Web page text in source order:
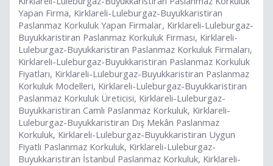
Yapan Firma, Kirklareli-Luleburgaz-Buyukkaristiran
Paslanmaz Korkuluk Yapan Firmalar, Kirklareli-Luleburgaz-
Buyukkaristiran Paslanmaz Korkuluk Firması, Kirklareli-
Luleburgaz-Buyukkaristiran Paslanmaz Korkuluk Firmaları,
Kirklareli-Luleburgaz-Buyukkaristiran Paslanmaz Korkuluk
Fiyatları, Kirklareli-Luleburgaz-Buyukkaristiran Paslanmaz
Korkuluk Modelleri, Kirklareli-Luleburgaz-Buyukkaristiran
Paslanmaz Korkuluk Üreticisi, Kirklareli-Luleburgaz-
Buyukkaristiran Camlı Paslanmaz Korkuluk, Kirklareli-
Luleburgaz-Buyukkaristiran Dış Mekân Paslanmaz
Korkuluk, Kirklareli-Luleburgaz-Buyukkaristiran Uygun
Fiyatlı Paslanmaz Korkuluk, Kirklareli-Luleburgaz-
Buyukkaristiran İstanbul Paslanmaz Korkuluk, Kirklareli-